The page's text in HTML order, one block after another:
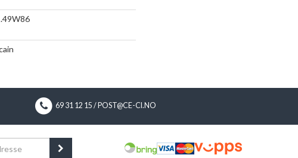
69 31 12 15 / POST@CE-CI.NO